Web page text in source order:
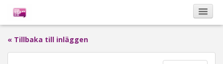
« Tillbaka till inläggen